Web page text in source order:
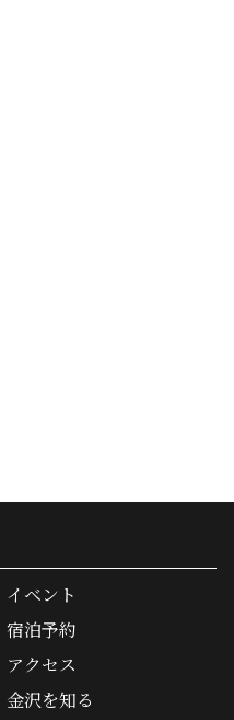
イベント
宿泊予約
アクセス
金沢を知る